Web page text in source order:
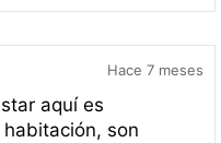
Hace 7 meses
aquí es
son